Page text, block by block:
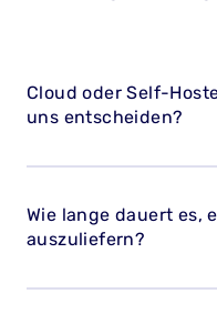
Cloud oder Self-
uns entscheiden?
Wie lange dauert es,
auszuliefern?